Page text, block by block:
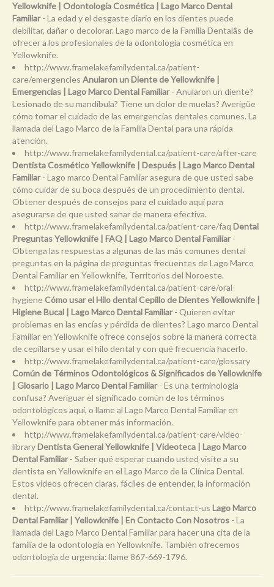
Yellowknife | Odontología Cosmética | Lago Marco Dental
Familiar- La edad y el desgaste diario en los dientes puede
debilitar, dañar o decolorar. Lago marco de la Familia Dentalâs de
ofrecer a los profesionales de la odontología cosmética en
Yellowknife.
http://www.framelakefamilydental.ca/patient-
care/emergencies Anularon un Diente de Yellowknife |
Emergencias | Lago Marco Dental Familiar- Anularon un diente?
Lesionado de su mandíbula? Tiene un dolor de muelas? Averigüe
cómo tomar el cuidado de las emergencias dentales comunes. La
llamada del Lago Marco de la Familia Dental para una rápida
atención.
http://www.framelakefamilydental.ca/patient-care/after-care
Dentista Cosmético Yellowknife | Después | Lago Marco Dental
Familiar- Lago marco Dental Familiar asegura de que usted sabe
cómo cuidar de su boca después de un procedimiento dental.
Obtener después de consejos para el cuidado aquí para
asegurarse de que usted sanar de manera efectiva.
http://www.framelakefamilydental.ca/patient-care/faq Dental
Preguntas Yellowknife | FAQ | Lago Marco Dental Familiar-
Obtenga las respuestas a algunas de las más comunes dental
preguntas en la página de preguntas frecuentes de Lago Marco
Dental Familiar en Yellowknife, Territorios del Noroeste.
http://www.framelakefamilydental.ca/patient-care/oral-
hygieneCómo usar el Hilo dental Cepillo de Dientes Yellowknife |
Higiene Bucal | Lago Marco Dental Familiar- Quieren evitar
problemas en las encías y pérdida de dientes? Lago marco Dental
Familiar en Yellowknife ofrece consejos sobre la manera correcta
de cepillarse y usar el hilo dental y con qué frecuencia hacerlo.
http://www.framelakefamilydental.ca/patient-care/glossary
Común de Términos Odontológicos & Significados de Yellowknife
| Glosario | Lago Marco Dental Familiar- Es una terminología
confusa? Averiguar el significado común de los términos
odontológicos aquí, o llame al Lago Marco Dental Familiar en
Yellowknife para obtener más información.
http://www.framelakefamilydental.ca/patient-care/video-
libraryDentista General Yellowknife | Videoteca | Lago Marco
Dental Familiar- Saber qué esperar cuando usted visite a su
dentista en Yellowknife en el Lago Marco de la Clínica Dental.
Estos videos ofrecen claras, fáciles de entender, la información
dental.
http://www.framelakefamilydental.ca/contact-us Lago Marco
Dental Familiar | Yellowknife | En Contacto Con Nosotros - La
llamada del Lago Marco Dental Familiar para hacer una cita de la
familia de la odontología en Yellowknife. También ofrecemos
odontología de urgencia: llame 867-669-1796.